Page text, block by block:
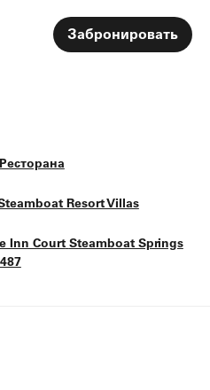
Забронировать
Opens In New Window
Resort VillasOpens In
Inn Court Steamboat Springs
Opens In New Window